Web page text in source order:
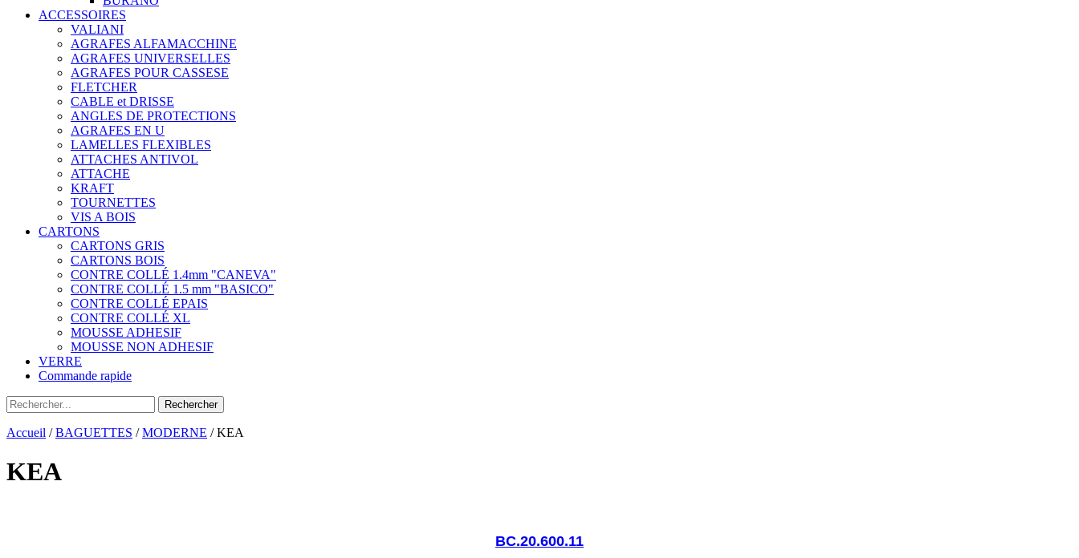
ACCESSOIRES
VALIANI
AGRAFES ALFAMACCHINE
AGRAFES UNIVERSELLES
AGRAFES POUR CASSESE
FLETCHER
CABLE et DRISSE
ANGLES DE PROTECTIONS
AGRAFES EN U
LAMELLES FLEXIBLES
ATTACHES ANTIVOL
ATTACHE
KRAFT
TOURNETTES
VIS A BOIS
CARTONS
CARTONS GRIS
CARTONS BOIS
CONTRE COLLÉ 1.4mm "CANEVA"
CONTRE COLLÉ 1.5 mm "BASICO"
CONTRE COLLÉ EPAIS
CONTRE COLLÉ XL
MOUSSE ADHESIF
MOUSSE NON ADHESIF
VERRE
Commande rapide
Accueil /BAGUETTES /MODERNE / KEA
KEA
BC.20.600.11